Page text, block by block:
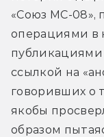
«Союз МС-08»,
операциями в
публикациями
ссылкой на
говоривших о
якобы
образом